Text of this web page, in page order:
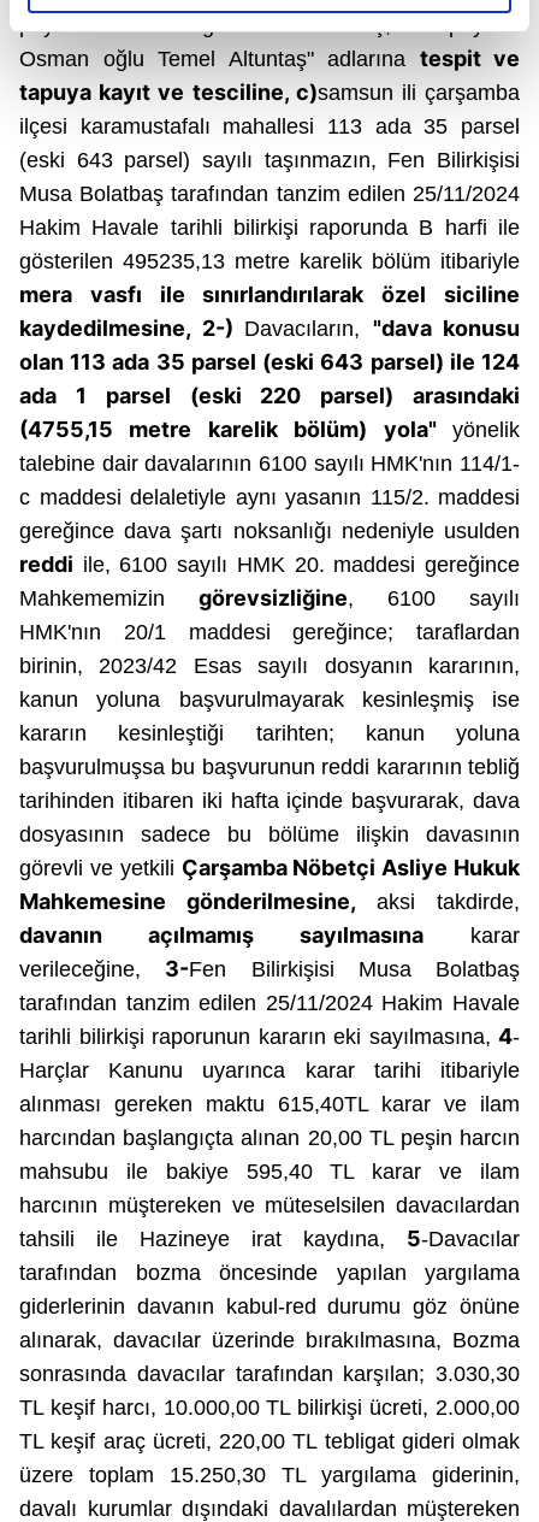
elimizden gelen çabayı gösterdiğimizi ve bu noktada,
reklamların maliyetlerimizi karşılamak noktasında tek gelir
kalemimiz olduğunu sizlere hatırlatmak isteriz.
Her halükârda, kullanıcılar, bu çerezlere izin vermedikleri
takdirde, kullanıcılara hedefli reklamlar
gösterilmeyecektir."
Sizlere daha iyi bir hizmet sunabilmek için İnternet
Sitemizde kendimize ve üçüncü kişilere ait çerezler
kullanılmaktadır. Bu çerezler vasıtasıyla çeşitli kişisel
verileriniz işlenmekte olup gerekli olan çerezler bilgi
toplumu hizmetlerinin sunulması amacıyla
kullanılmaktadır. Diğer çerezler, sitemizin daha işlevsel
kılınması ve kişiselleştirilmesi ve sizlere yönelik
reklam/pazarlama faaliyetlerinin yapılması, amaçlarıyla
sınırlı olarak açık rızanız dahilinde kullanılacaktır.
Çerezlere ilişkin tercihlerinizi aşağıda yer alan panel
vasıtasıyla belirleyebilirsiniz. Çerezlere ilişkin detaylı bilgi
için Ayarlar butonuna tıklayabilir,Çerez Bilgilendirme
ziyaret edebilirsiniz.
6698 sayılı Kişisel Verilerin Korunması Kanunu uyarınca
hazırlanmış Aydınlatma Metnimizi okumak ve sitemizde
ilgili mevzuata uygun olarak kullanılan çerezlerle ilgili bilgi
almak için lütfen tıklayınız.
payının Mahmut oğlu TuranAltuntaş,588 payının
Osman oğlu Temel Altuntaş" adlarına tespit ve
tapuya kayıt ve tesciline, c)samsun ili çarşamba
ilçesi karamustafalı mahallesi 113 ada 35 parsel
(eski 643 parsel) sayılı taşınmazın, Fen Bilirkişisi
Musa Bolatbaş tarafından tanzim edilen 25/11/2024
Hakim Havale tarihli bilirkişi raporunda B harfi ile
gösterilen 495235,13 metre karelik bölüm itibariyle
mera vasfı ile sınırlandırılarak özel siciline
kaydedilmesine, 2-) Davacıların, "dava konusu
olan 113 ada 35 parsel (eski 643 parsel) ile 124
ada 1 parsel (eski 220 parsel) arasındaki
(4755,15 metre karelik bölüm) yola" yönelik
talebine dair davalarının 6100 sayılı HMK'nın 114/1-
c maddesi delaletiyle aynı yasanın 115/2. maddesi
gereğince dava şartı noksanlığı nedeniyle usulden
reddi ile, 6100 sayılı HMK 20. maddesi gereğince
Mahkememizin görevsizliğine, 6100 sayılı
HMK'nın 20/1 maddesi gereğince; taraflardan
birinin, 2023/42 Esas sayılı dosyanın kararının,
kanun yoluna başvurulmayarak kesinleşmiş ise
kararın kesinleştiği tarihten; kanun yoluna
başvurulmuşsa bu başvurunun reddi kararının tebliğ
tarihinden itibaren iki hafta içinde başvurarak, dava
dosyasının sadece bu bölüme ilişkin davasının
görevli ve yetkili Çarşamba Nöbetçi Asliye Hukuk
Mahkemesine gönderilmesine, aksi takdirde,
davanın açılmamış sayılmasına karar
verileceğine, 3-Fen Bilirkişisi Musa Bolatbaş
tarafından tanzim edilen 25/11/2024 Hakim Havale
tarihli bilirkişi raporunun kararın eki sayılmasına, 4-
Harçlar Kanunu uyarınca
karar tarihi itibariyle
alınması gereken maktu 615,40TL karar ve ilam
harcından başlangıçta alınan 20,00 TL peşin harcın
mahsubu ile bakiye 595,40 TL karar ve ilam
harcının müştereken ve müteselsilen davacılardan
tahsili ile Hazineye irat kaydına, 5-Davacılar
tarafından bozma öncesinde yapılan yargılama
giderlerinin davanın kabul-red durumu göz önüne
alınarak, davacılar üzerinde bırakılmasına, Bozma
sonrasında davacılar tarafından karşılan; 3.030,30
TL keşif harcı, 10.000,00 TL bilirkişi ücreti, 2.000,00
TL keşif araç ücreti, 220,00 TL tebligat gideri olmak
üzere toplam 15.250,30 TL yargılama giderinin,
davalı kurumlar dışındaki davalılardan müştereken